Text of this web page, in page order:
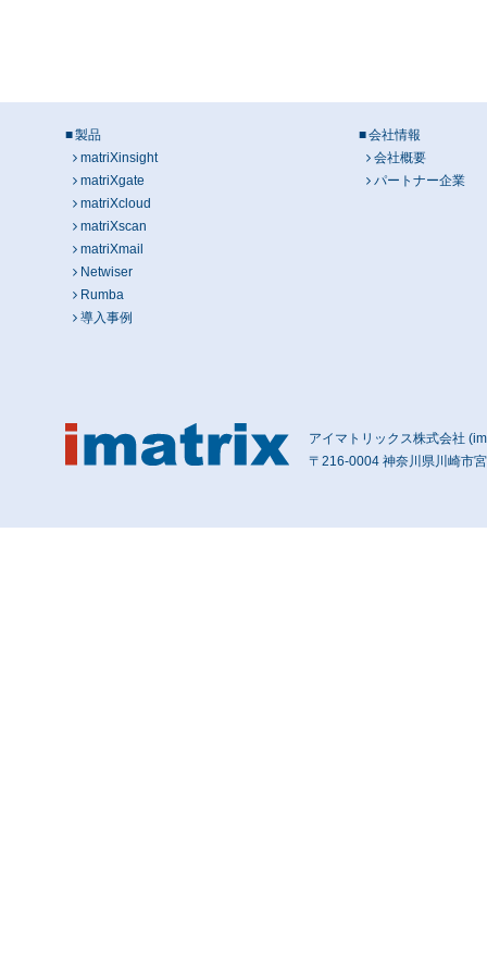
製品
matriXinsight
matriXgate
matriXcloud
matriXscan
matriXmail
Netwiser
Rumba
導入事例
会社情報
会社概要
パートナー企業
アイマトリックス株式会社
〒216-0004 神奈川県川崎市